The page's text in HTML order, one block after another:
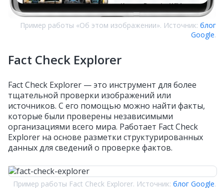
Пример работы «Об этом изображении». Источник: блог
Google.
Fact Check Explorer
Fact Check Explorer — это инструмент для более
тщательной проверки изображений или
источников. С его помощью можно найти факты,
которые были проверены независимыми
организациями всего мира. Работает Fact Check
Explorer на основе разметки структурированных
данных для сведений о проверке фактов.
Пример работы Fact Check Explorer. Источник: блог Google.